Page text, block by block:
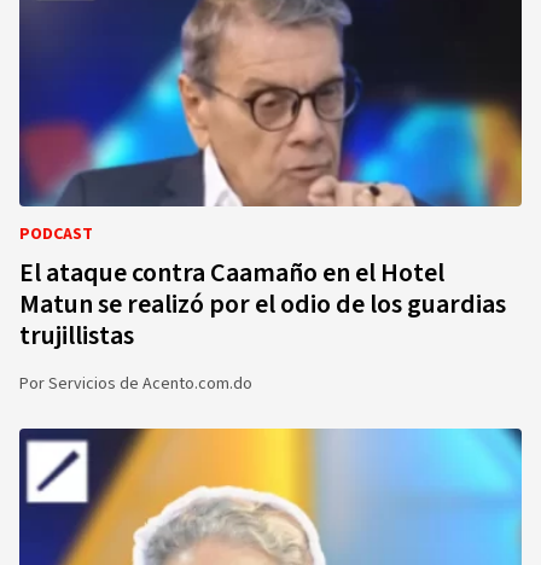
PODCAST
El ataque contra Caamaño en el Hotel
Matun se realizó por el odio de los guardias
trujillistas
PorServicios de Acento.com.do